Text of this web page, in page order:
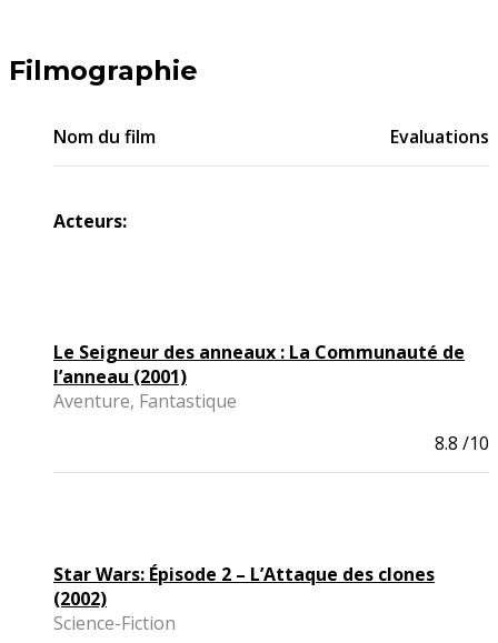
Filmographie
Nom du film Evaluations
Acteurs:
Le Seigneur des anneaux : La Communauté de
l’anneau (2001)
Aventure, Fantastique
8.8 /10
Star Wars: Épisode 2 – L’Attaque des clones
(2002)
Science-Fiction